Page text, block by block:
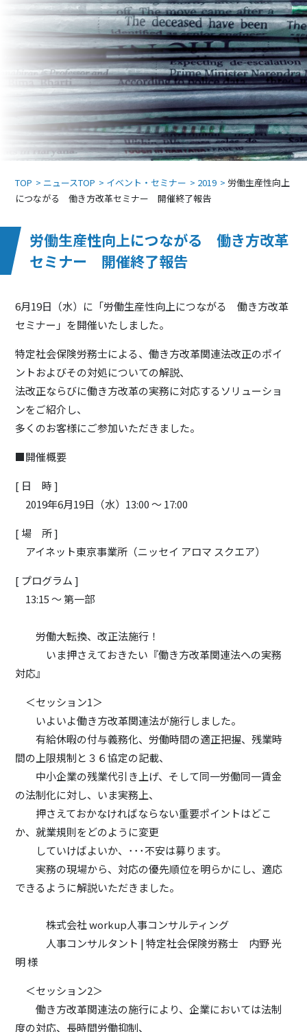
TOP ニュースTOP イベント・セミナー 2019
労働生産性向上
につながる 働き方改革セミナー 開催終了報告
労働生産性向上につながる 働き方改革
セミナー 開催終了報告
6月19日（水）に「労働生産性向上につながる 働き方改革
セミナー」を開催いたしました。
特定社会保険労務士による、働き方改革関連法改正のポイ
ントおよびその対処についての解説、
法改正ならびに働き方改革の実務に対応するソリューショ
ンをご紹介し、
多くのお客様にご参加いただきました。
■開催概要
[ 日 時 ]
2019年6月19日（水）13:00 ～ 17:00
[ 場 所 ]
アイネット東京事業所（ニッセイ アロマ スクエア）
[ プログラム ]
13:15 ～ 第一部
労働大転換、改正法施行！
いま押さえておきたい『働き方改革関連法への実務
対応』
＜セッション1＞
いよいよ働き方改革関連法が施行しました。
有給休暇の付与義務化、労働時間の適正把握、残業時
間の上限規制と３６協定の記載、
中小企業の残業代引き上げ、そして同一労働同一賃金
の法制化に対し、いま実務上、
押さえておかなければならない重要ポイントはどこ
か、就業規則をどのように変更
していけばよいか、･･･不安は募ります。
実務の現場から、対応の優先順位を明らかにし、適応
できるように解説いただきました。
株式会社 workup人事コンサルティング
人事コンサルタント | 特定社会保険労務士 内野 光
明 様
＜セッション2＞
働き方改革関連法の施行により、企業においては法制
度の対応、長時間労働抑制、